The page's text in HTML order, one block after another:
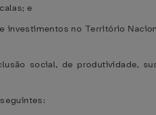
e
no Território
social, de produtividade,